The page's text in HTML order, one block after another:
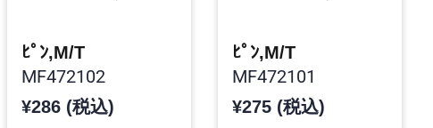
ﾋﾟﾝ,M/T
MF472102
¥286 (税込)
ﾋﾟﾝ,M/T
MF472101
¥275 (税込)